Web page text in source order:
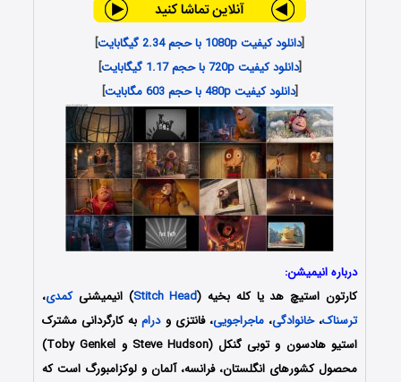
[دانلود کیفیت 1080p با حجم 2.34 گیگابایت
]
[دانلود کیفیت 720p با حجم 1.17 گیگابایت
]
[دانلود کیفیت 480p با حجم 603 مگابایت ]
درباره انیمیشن:
کارتون استیچ هد یا کله بخیه (
Stitch Head) انیمیشنیکمدی،
ترسناک،خانوادگی،ماجراجویی، فانتزی ودرامبه کارگردانی مشترک
استیو هادسون و توبی گنکل (Steve Hudson و Toby Genkel)
محصول کشورهای انگلستان، فرانسه، آلمان و لوکزامبورگ است که